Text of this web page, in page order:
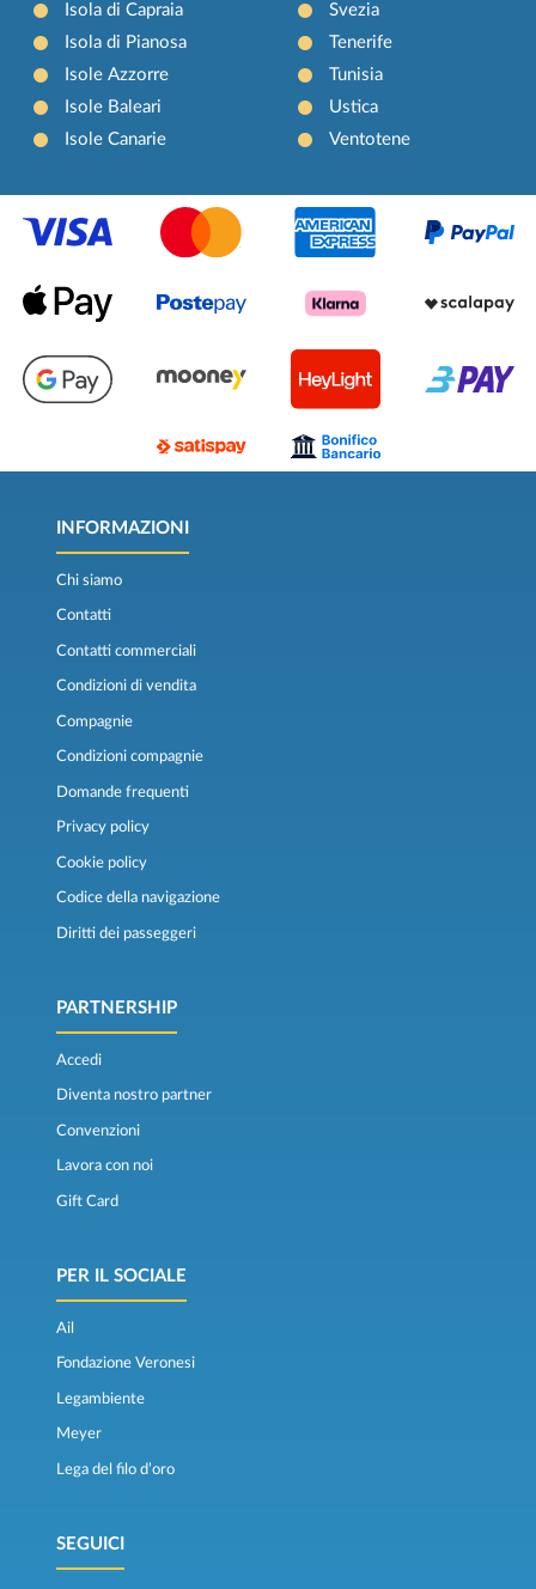
Isola di Capraia
Isola di Pianosa
Isole Azzorre
Isole Baleari
Isole Canarie
Svezia
Tenerife
Tunisia
Ustica
Ventotene
INFORMAZIONI
Chi siamo
Contatti
Contatti commerciali
Condizioni di vendita
Compagnie
Condizioni compagnie
Domande frequenti
Privacy policy
Cookie policy
Codice della navigazione
Diritti dei passeggeri
PARTNERSHIP
Accedi
Diventa nostro partner
Convenzioni
Lavora con noi
Gift Card
PER IL SOCIALE
Ail
Fondazione Veronesi
Legambiente
Meyer
Lega del filo d’oro
SEGUICI